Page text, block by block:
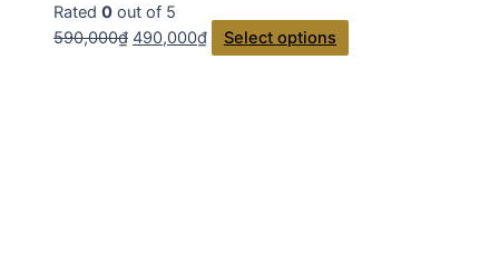
Rated 0 out of 5
590,000₫ 490,000₫ Select options